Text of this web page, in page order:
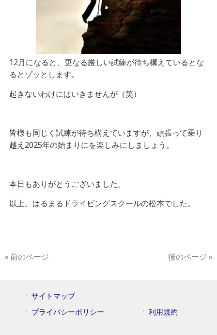
12月になると、更なる厳しい試練が待ち構えているとな
るとゾッとします。
起きないわけにはいきませんが（笑）
皆様も同じく試練が待ち構えていますが、頑張って乗り
越え2025年の始まりにを楽しみにしましょう。
本日もありがとうございました。
以上、はるまるドライビングスクールの松本でした。
« 前のページ 後のページ »
サイトマップ
プライバシーポリシー
利用規約